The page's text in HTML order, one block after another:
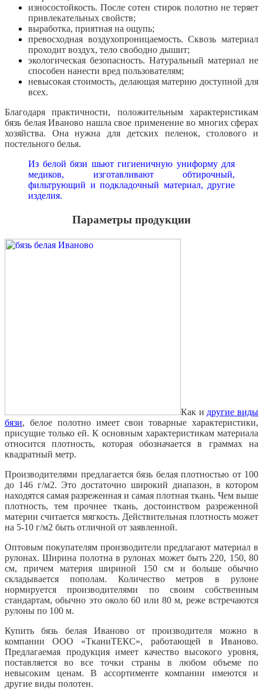
износостойкость. После сотен стирок полотно не теряет
привлекательных свойств;
выработка, приятная на ощупь;
превосходная воздухопроницаемость. Сквозь материал
проходит воздух, тело свободно дышит;
экологическая безопасность. Натуральный материал не
способен нанести вред пользователям;
невысокая стоимость, делающая материю доступной для
всех.
Благодаря практичности, положительным характеристикам
бязь белая Иваново нашла свое применение во многих сферах
хозяйства. Она нужна для детских пеленок, столового и
постельного белья.
Из белой бязи шьют гигиеничную униформу для
медиков, изготавливают обтирочный,
фильтрующий и подкладочный материал, другие
изделия.
Параметры продукции
Как и другие виды
бязи, белое полотно имеет свои товарные характеристики,
присущие только ей. К основным характеристикам материала
относится плотность, которая обозначается в граммах на
квадратный метр.
Производителями предлагается бязь белая плотностью от 100
до 146 г/м2. Это достаточно широкий диапазон, в котором
находятся самая разреженная и самая плотная ткань. Чем выше
плотность, тем прочнее ткань, достоинством разреженной
материи считается мягкость. Действительная плотность может
на 5-10 г/м2 быть отличной от заявленной.
Оптовым покупателям производители предлагают материал в
рулонах. Ширина полотна в рулонах может быть 220, 150, 80
см, причем материя шириной 150 см и больше обычно
складывается пополам. Количество метров в рулоне
нормируется производителями по своим собственным
стандартам, обычно это около 60 или 80 м, реже встречаются
рулоны по 100 м.
Купить бязь белая Иваново от производителя можно в
компании ООО «ТканиТЕКС», работающей в Иваново.
Предлагаемая продукция имеет качество высокого уровня,
поставляется во все точки страны в любом объеме по
невысоким ценам. В ассортименте компании имеются и
другие виды полотен.